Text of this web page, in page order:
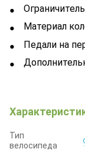
Материал
Педали на
Тип
велосипеда